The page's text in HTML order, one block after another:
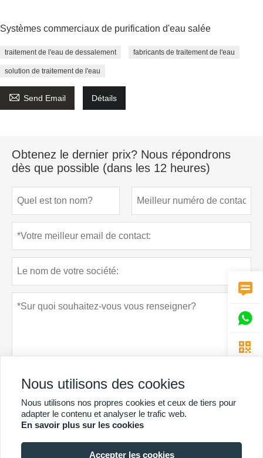
Systèmes commerciaux de purification d'eau salée
traitement de l'eau de dessalement fabricants de traitement de l'eau
solution de traitement de l'eau
 Send Email Détails
Obtenez le dernier prix? Nous répondrons
dès que possible (dans les 12 heures)
soumettre Politique de confidentialité
PLUS DE SERVICES



Nous utilisons des cookies
Nous utilisons nos propres cookies et ceux de tiers pour
adapter le contenu et analyser le trafic web.
En savoir plus sur les cookies
Accepter les cookies